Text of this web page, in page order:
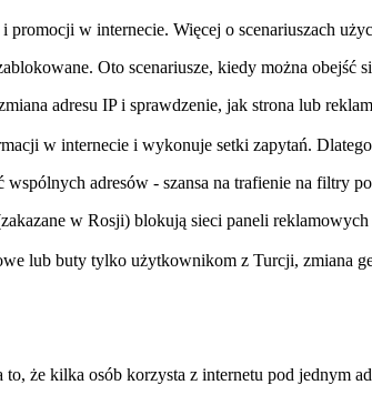
w internecie. Więcej o scenariuszach
Oto scenariusze, kiedy można obejść
adresu IP i sprawdzenie, jak strona lub
w internecie i wykonuje setki zapytań.
adresów - szansa na trafienie na filtry
w Rosji) blokują sieci paneli
lub buty tylko użytkownikom z Turcji, zmiana
że kilka osób korzysta z internetu pod jednym